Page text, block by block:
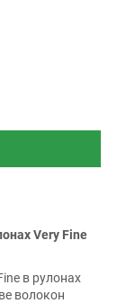
Very Fine
в рулонах
волокон